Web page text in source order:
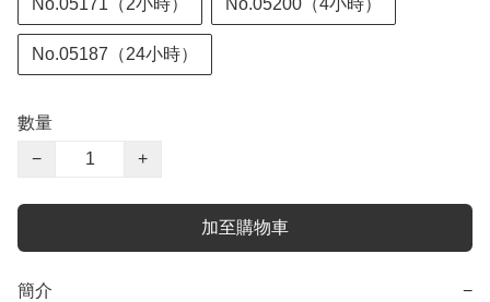
No.05171（2小時） No.05200（4小時）
No.05187（24小時）
數量
−
+
加至購物車
簡介 −